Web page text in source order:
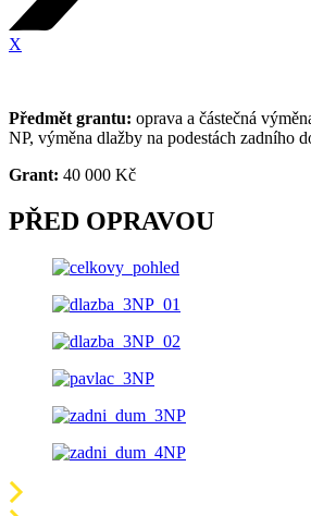
X
Předmět grantu: oprava a částečná
NP, výměna dlažby na podestách zadního
Grant: 40 000 Kč
PŘED OPRAVOU